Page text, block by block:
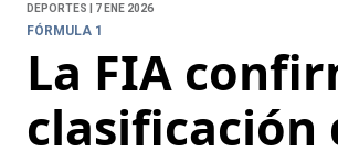
DEPORTES | 7 ENE 2026
FÓRMULA 1
La FIA
clasificación